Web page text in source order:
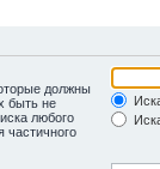
должны
быть не
любого
частичного